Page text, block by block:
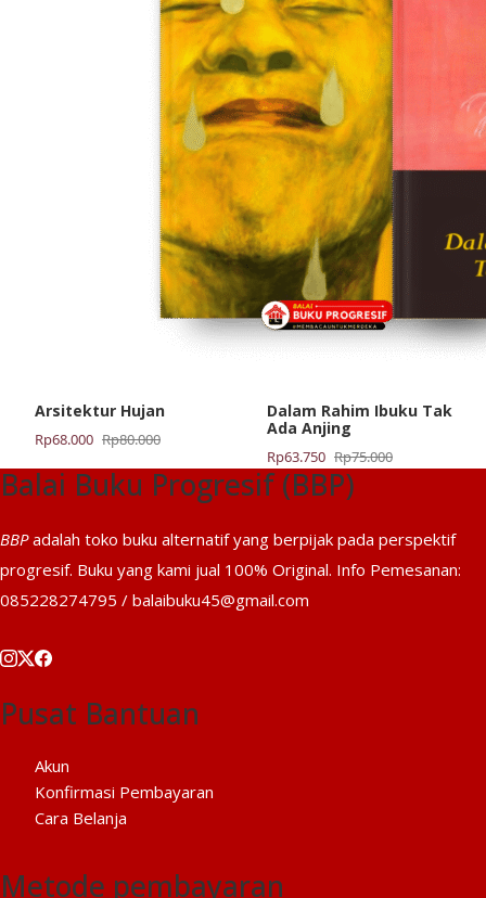
Arsitektur Hujan
Rp80.000
Harga
adalah:
Rp68.000
Harga
ini
Rp68.000.
Dalam Rahim Ibuku Tak
Ada Anjing
Rp75.000
Harga
aslinya
adalah:
Rp63.750
Harga
saat
ini
Rp63.750.
Balai Buku Progresif (BBP)
BBPadalah toko buku alternatif yang berpijak pada perspektif
progresif. Buku yang kami jual 100% Original. Info Pemesanan:
085228274795 / balaibuku45@gmail.com
Pusat Bantuan
Akun
Konfirmasi Pembayaran
Cara Belanja
Metode pembayaran